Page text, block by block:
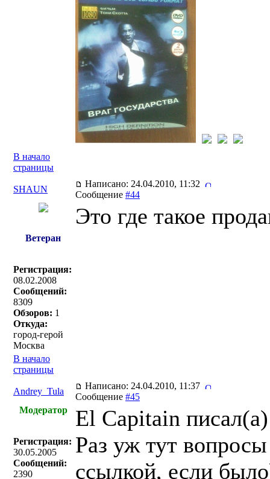
В начало
страницы
SHAUN
Написано: 24.04.2010, 11:32
Сообщение #44
Ветеран
Регистрация:
08.02.2008
Сообщений:
8309
Обзоров: 1
Откуда:
город-герой
Москва
Это где такое
В начало
страницы
Andrey_Tula
Написано: 24.04.2010, 11:37
Сообщение #45
Модератор
Регистрация:
30.05.2005
Сообщений:
2390
El Capitain
Раз уж тут
ссылкой, если